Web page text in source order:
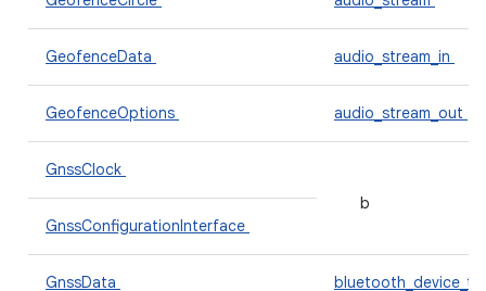
GeofenceData audio_stream_in
GeofenceOptions audio_stream_out
GnssClock
b
GnssConfigurationInterface
GnssData bluetooth_device_t